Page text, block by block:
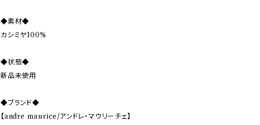
◆素材◆
カシミヤ100%
◆状態◆
新品未使用
◆ブランド◆
【andre maurice/アンドレ・マウリーチェ】